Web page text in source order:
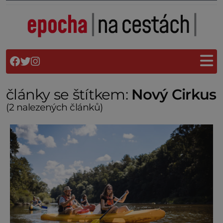
články se štítkem: Nový Cirkus
(2 nalezených článků)